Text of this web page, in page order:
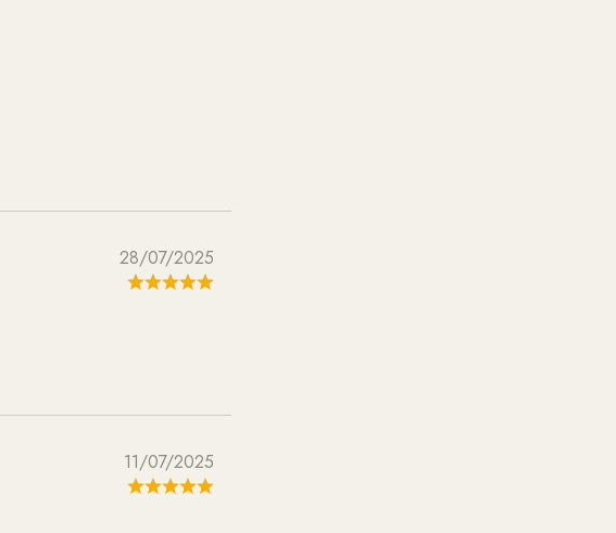
28/07/2025
11/07/2025